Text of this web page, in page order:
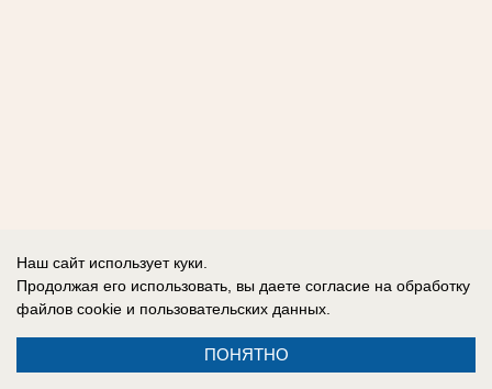
Наш сайт использует куки.
Продолжая его использовать, вы даете согласие на обработку
файлов cookie и пользовательских данных.
ПОНЯТНО